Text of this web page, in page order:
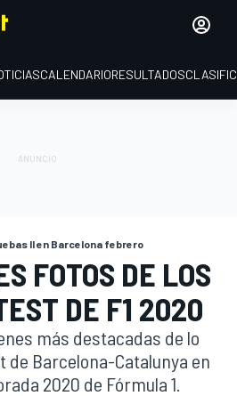
CALENDARIORESULTADOS
II en Barcelona febrero
FOTOS DE LOS
DE F1 2020
más destacadas de lo
de Barcelona-Catalunya en
2020 de Fórmula 1.